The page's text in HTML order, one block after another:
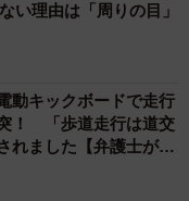
理由は「周りの目」
動キックボードで走行
！ 「歩道走行は道交
れました【弁護士が解